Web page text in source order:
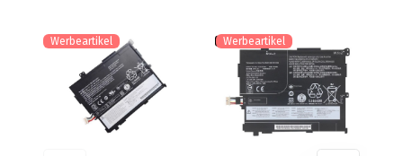
Werbeartikel Werbeartikel